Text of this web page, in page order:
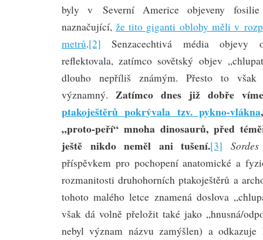
byly v Severní Americe objeveny fosilie
naznačující, že tito giganti oblohy měli v
metrů.[2] Senzacechtivá média objevy
reflektovala, zatímco sovětský objev
dlouho nepříliš známým. Přesto to však
významný. Zatímco dnes již dobře
ptakoještěrů pokrývala tzv. pykno-vlákna
„proto-peří“ mnoha dinosaurů, před
ještě nikdo neměl ani tušení.[3] Sordes
příspěvkem pro pochopení anatomické a
rozmanitosti druhohorních ptakoještěrů a
tohoto malého letce znamená doslova
však dá volně přeložit také jako „hnusná/
nebyl význam názvu zamýšlen) a